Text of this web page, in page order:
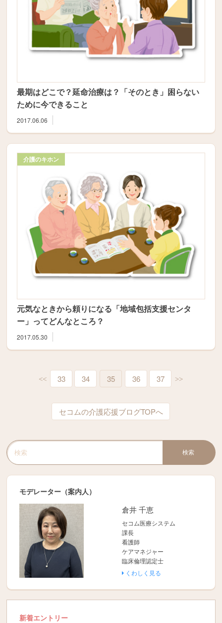
最期はどこで？延命治療は？「そのとき」困らない
ために今できること
2017.06.06
介護のキホン
元気なときから頼りになる「地域包括支援センタ
ー」ってどんなところ？
2017.05.30
<< 33 34 35 36 37 >>
セコムの介護応援ブログTOPへ
検索キーワード入力
検索
モデレーター（案内人）
倉井 千恵
セコム医療システム
課長
看護師
ケアマネジャー
臨床倫理認定士
くわしく見る
新着エントリー